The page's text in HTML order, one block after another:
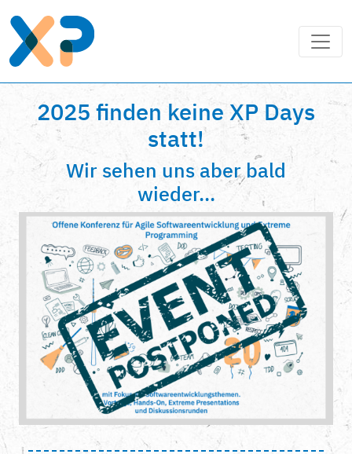
2025 finden keine XP Days
statt!
Wir sehen uns aber bald
wieder...